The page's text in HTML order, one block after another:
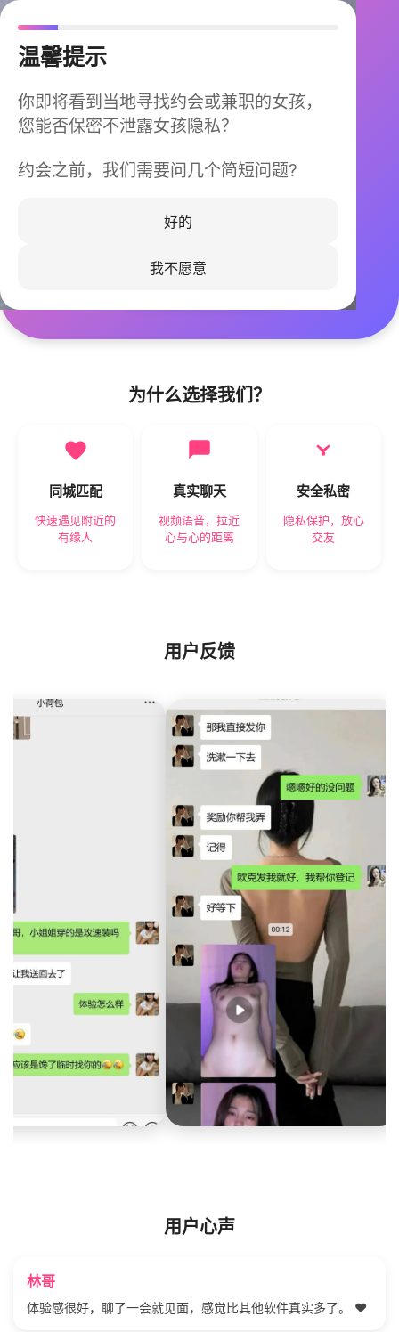
温馨提示
你即将看到当地寻找约会或兼职的女孩，
您能否保密不泄露女孩隐私？
约会之前，我们需要问几个简短问题?
好的
我不愿意
今晚不再孤单
同城快速匹配，马上认识身边的TA
立即下载
为什么选择我们？
同城匹配
快速遇见附近的
有缘人
真实聊天
视频语音，拉近
心与心的距离
安全私密
隐私保护，放心
交友
用户反馈
用户心声
林哥
体验感很好，聊了一会就见面，感觉比其他软件真实多了。 ❤️